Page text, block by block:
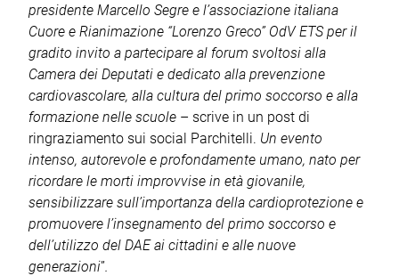
presidente Marcello Segre e l’associazione italiana
Cuore e Rianimazione “Lorenzo Greco” OdV ETS per il
gradito invito a partecipare al forum svoltosi alla
Camera dei Deputati e dedicato alla prevenzione
cardiovascolare, alla cultura del primo soccorso e alla
formazione nelle scuole – scrive in un post di
ringraziamento sui social Parchitelli. Un evento
intenso, autorevole e profondamente umano, nato per
ricordare le morti improvvise in età giovanile,
sensibilizzare sull’importanza della cardioprotezione e
promuovere l’insegnamento del primo soccorso e
dell’utilizzo del DAE ai cittadini e alle nuove
generazioni”.